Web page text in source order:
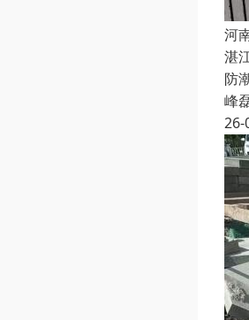
河
湛
防
峰
26-